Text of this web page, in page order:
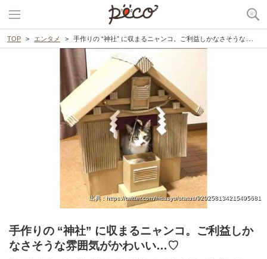
TOP エンタメ 手作りの “神社” に収まるニャンコ。ご利益しかなさそうな雰囲気がかわいい…♡
出典 : https://twitter.com/hisasyu/status/920258134215495681
手作りの “神社” に収まるニャンコ。ご利益しか
なさそうな雰囲気がかわいい…♡